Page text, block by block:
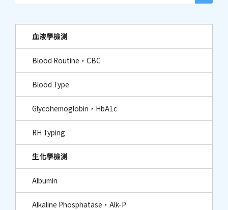
血液學檢測
Blood Routine，CBC
Blood Type
Glycohemoglobin，HbA1c
RH Typing
生化學檢測
Albumin
Alkaline Phosphatase，Alk-P